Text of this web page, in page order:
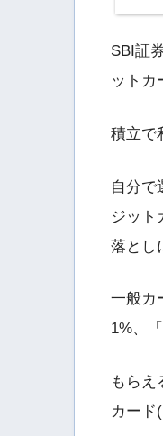
SBI証
ットカ
積立で
自分で
ジット
落とし
一般カ
1%、
もらえ
カード